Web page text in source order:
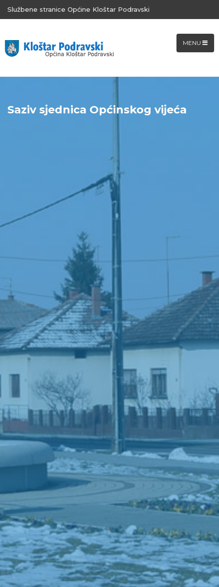
Službene stranice Općine Kloštar Podravski
MENU
Saziv sjednica Općinskog vijeća